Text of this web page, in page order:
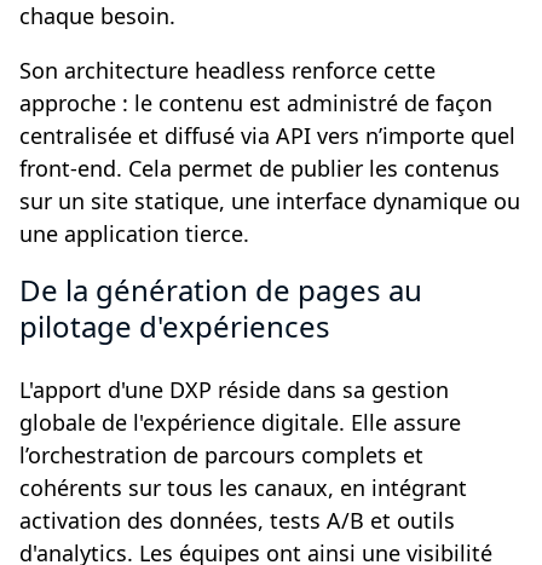
chaque besoin.
Son architecture headless renforce cette
approche : le contenu est administré de façon
centralisée et diffusé via API vers n’importe quel
front-end. Cela permet de publier les contenus
sur un site statique, une interface dynamique ou
une application tierce.
De la génération de pages au
pilotage d'expériences
L'apport d'une DXP réside dans sa gestion
globale de l'expérience digitale. Elle assure
l’orchestration de parcours complets et
cohérents sur tous les canaux, en intégrant
activation des données, tests A/B et outils
d'analytics. Les équipes ont ainsi une visibilité